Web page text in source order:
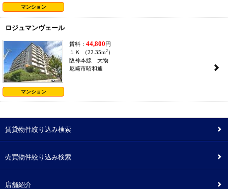
マンション
ロジュマンヴェール
マンション
賃料： 44,800円
１Ｋ （22.35m2）
阪神本線 大物
尼崎市昭和通
2
賃貸物件絞り込み検索 2
売買物件絞り込み検索 2
店舗紹介 2